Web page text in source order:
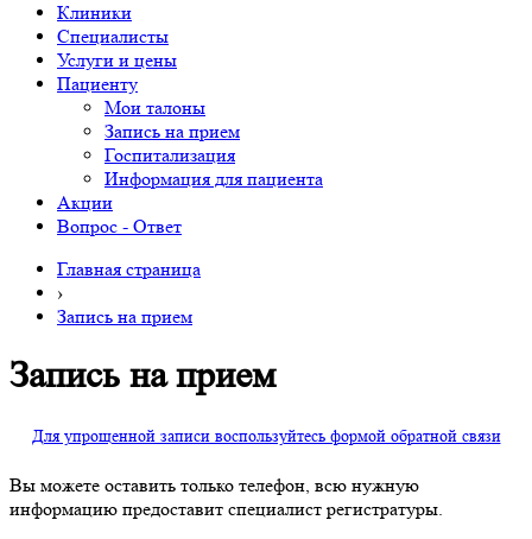
Клиники
Специалисты
Услуги и цены
Пациенту
Мои талоны
Запись на прием
Госпитализация
Информация для пациента
Акции
Вопрос - Ответ
Главная страница
›
Запись на прием
Запись на прием
Для упрощенной записи воспользуйтесь формой обратной связи
Вы можете оставить только телефон, всю нужную
информацию предоставит специалист регистратуры.